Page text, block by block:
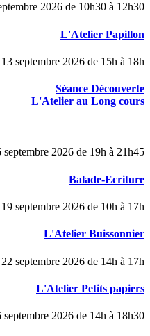
2026 de 10h30 à 12h30
L'Atelier Papillon
septembre 2026 de 15h à 18h
Séance Découverte
L'Atelier au Long cours
2026 de 19h à 21h45
Balade-Ecriture
septembre 2026 de 10h à 17h
L'Atelier Buissonnier
septembre 2026 de 14h à 17h
L'Atelier Petits papiers
septembre 2026 de 14h à 18h30